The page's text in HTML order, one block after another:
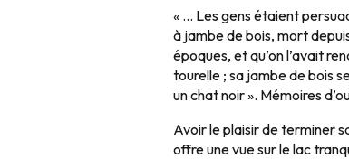
« … Les gens étaient
à jambe de bois, mort
époques, et qu’on l’avait
tourelle ; sa jambe de bois
un chat noir ». Mémoires
Avoir le plaisir de terminer
offre une vue sur le lac